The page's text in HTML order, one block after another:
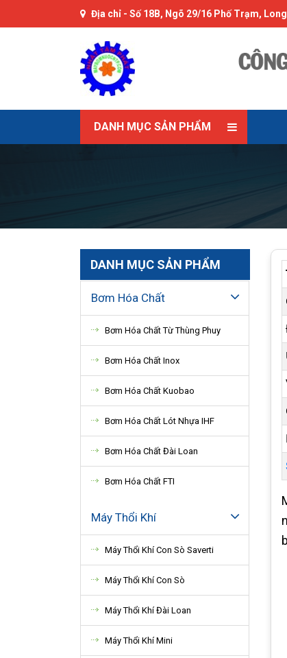
Địa chỉ - Số 18B, Ngõ 29/16 Phố Trạm,
DANH MỤC SẢN PHẨM
DANH MỤC SẢN PHẨM
Bơm Hóa Chất
Bơm Hóa Chất Từ Thùng Phuy
Bơm Hóa Chất Inox
Bơm Hóa Chất Kuobao
Bơm Hóa Chất Lót Nhựa IHF
Bơm Hóa Chất Đài Loan
Bơm Hóa Chất FTI
Máy Thổi Khí
Máy Thổi Khí Con Sò Saverti
Máy Thổi Khí Con Sò
Máy Thổi Khí Đài Loan
Máy Thổi Khí Mini